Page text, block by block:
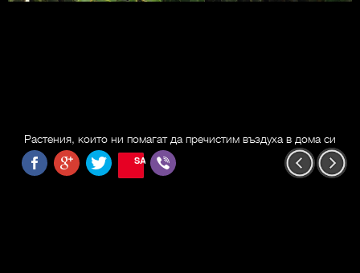
Растения, които ни помагат да пречистим въздуха в дома си
SAVE